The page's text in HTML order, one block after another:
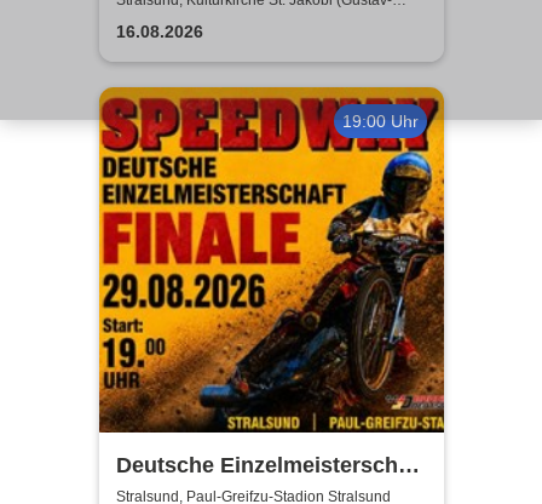
Adolf-Saal)
16.08.2026
19:00 Uhr
Deutsche Einzelmeisterschaft
Finale | MC Nordstern
Stralsund, Paul-Greifzu-Stadion Stralsund